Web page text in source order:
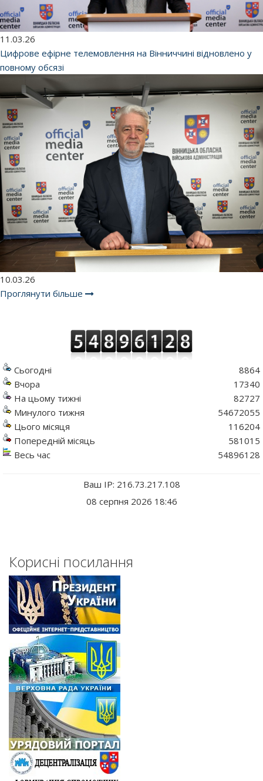
11.03.26
Цифрове ефірне телемовлення на Вінниччині відновлено у
повному обсязі
10.03.26
Проглянути більше
Сьогодні
Вчора
На цьому тижні
Минулого тижня
Цього місяця
Попередній місяць
Весь час
8864
17340
82727
54672055
116204
581015
54896128
Ваш IP: 216.73.217.108
08 серпня 2026 18:46
Корисні посилання